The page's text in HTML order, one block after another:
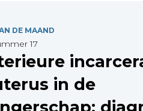
DE MAAND
17
in de